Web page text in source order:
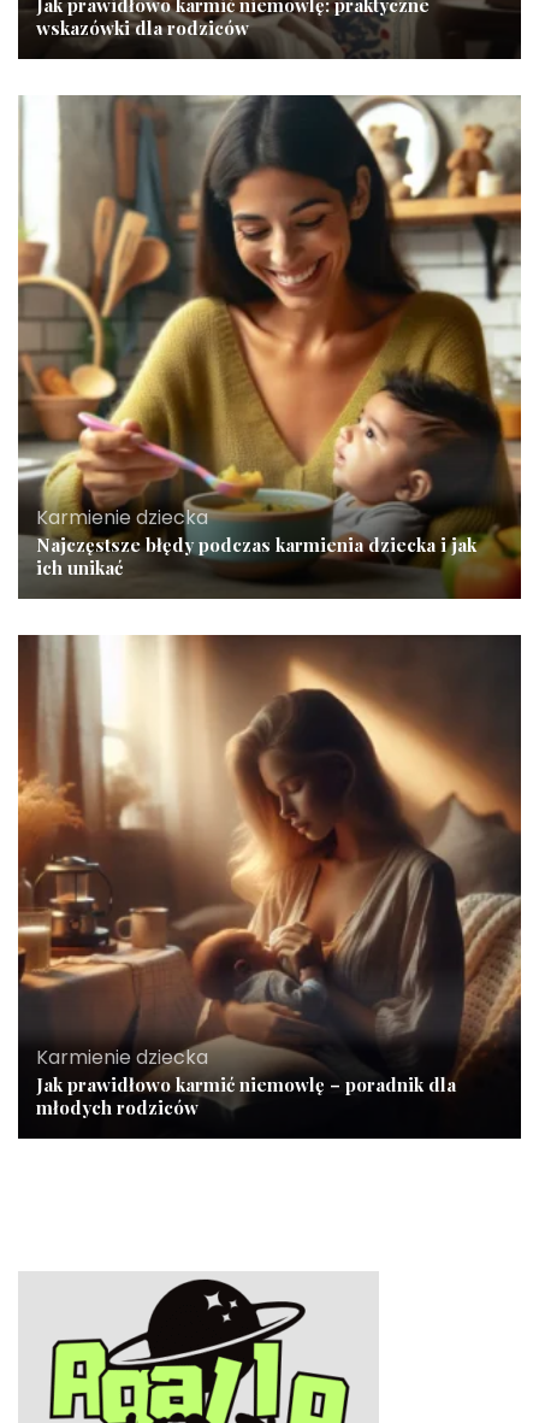
wskazówki dla rodziców
Karmienie dziecka
Najczęstsze błędy podczas karmienia dziecka i jak
ich unikać
Karmienie dziecka
Jak prawidłowo karmić niemowlę – poradnik dla
młodych rodziców